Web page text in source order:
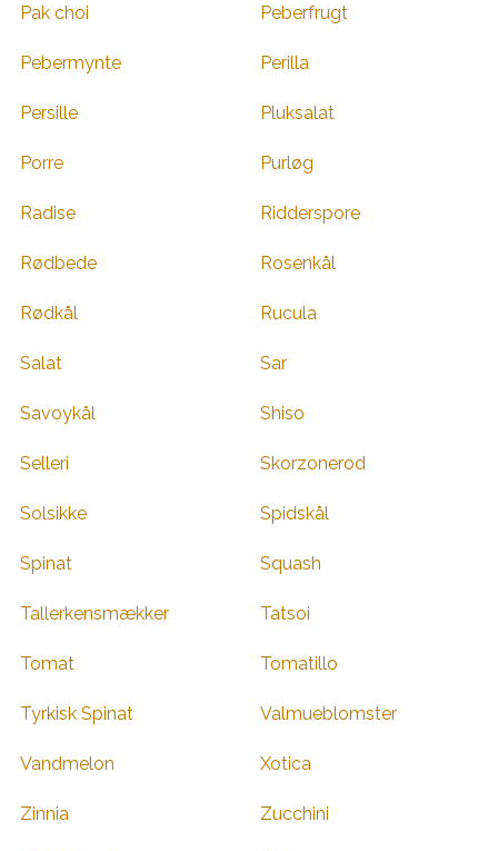
Pak choi Peberfrugt
Pebermynte Perilla
Persille Pluksalat
Porre Purløg
Radise Ridderspore
Rødbede Rosenkål
Rødkål Rucula
Salat Sar
Savoykål Shiso
Selleri Skorzonerod
Solsikke Spidskål
Spinat Squash
Tallerkensmækker Tatsoi
Tomat Tomatillo
Tyrkisk Spinat Valmueblomster
Vandmelon Xotica
Zinnia Zucchini